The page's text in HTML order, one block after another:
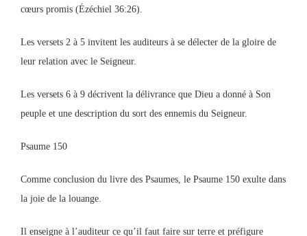
cœurs promis (Ézéchiel 36:26).
Les versets 2 à 5 invitent les auditeurs à se délecter de la gloire de
leur relation avec le Seigneur.
Les versets 6 à 9 décrivent la délivrance que Dieu a donné à Son
peuple et une description du sort des ennemis du Seigneur.
Psaume 150
Comme conclusion du livre des Psaumes, le Psaume 150 exulte dans
la joie de la louange.
Il enseigne à l’auditeur ce qu’il faut faire sur terre et préfigure